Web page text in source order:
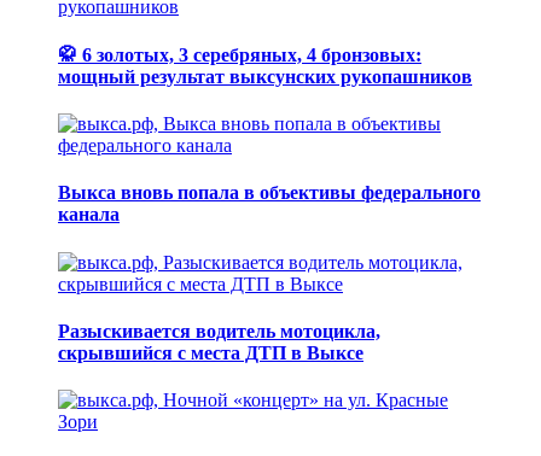
🥋 6 золотых, 3 серебряных, 4 бронзовых:
мощный результат выксунских рукопашников
Выкса вновь попала в объективы федерального
канала
Разыскивается водитель мотоцикла,
скрывшийся с места ДТП в Выксе